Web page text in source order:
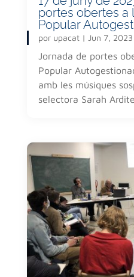
portes obertes a
Popular
por upacat| Jun 7, 2023
Jornada de portes
Popular
amb les músiques
selectora Sarah Ardite